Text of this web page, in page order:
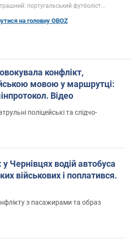
португальський футболіст...
на головну OBOZ
конфлікт,
мовою у маршрутці:
Відео
поліцейські та слідчо-
Чернівцях водій автобуса
військових і поплатився.
з пасажирами та образ